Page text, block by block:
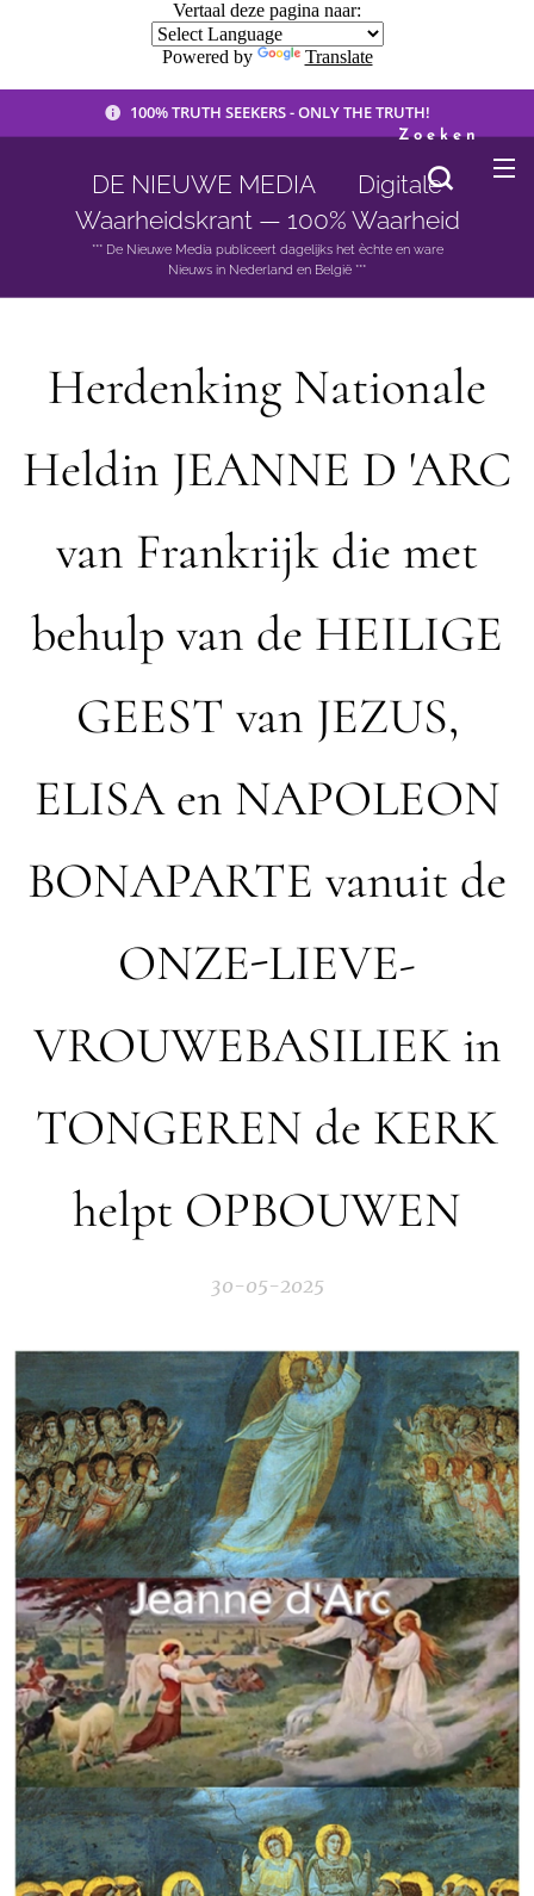
Vertaal deze pagina naar:
Powered by Translate
100% TRUTH SEEKERS - ONLY THE TRUTH!
DE NIEUWE MEDIA 🟣 Digitale
Waarheidskrant — 100% Waarheid
*** De Nieuwe Media publiceert dagelijks het èchte en ware
Nieuws in Nederland en België ***
Zoeken
Herdenking Nationale
Heldin JEANNE D 'ARC
van Frankrijk die met
behulp van de HEILIGE
GEEST van JEZUS,
ELISA en NAPOLEON
BONAPARTE vanuit de
ONZE-LIEVE-
VROUWEBASILIEK in
TONGEREN de KERK
helpt OPBOUWEN
30-05-2025